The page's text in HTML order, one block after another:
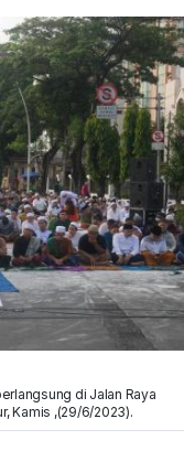
di Jalan Raya
Kamis ,(29/6/2023).